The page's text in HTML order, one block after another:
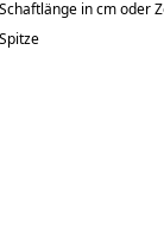
Schaftlänge in cm oder
Spitze